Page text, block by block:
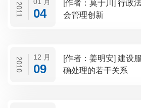
2011 04
[作者：莫于川] 行政法治视野中的社
会管理创新
2010 12 月
09
[作者：姜明安] 建设服务型政府应正
确处理的若干关系